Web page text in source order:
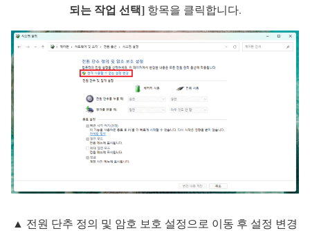
되는 작업 선택]항목을 클릭합니다.
▲ 전원 단추 정의 및 암호 보호 설정으로 이동 후 설정 변경